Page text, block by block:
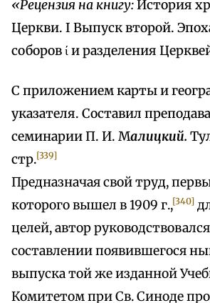
«Рецензия на книгу:История
Церкви. I Выпуск второй.
соборов ί и разделения
С приложением карты и
указателя. Составил
семинарии П. И. Малицкий.
стр.[339]
Предназначая свой труд,
которого вышел в 1909 г.,[340]
целей, автор
составлении появившегося
выпуска той же изданной
Комитетом при Св. Синоде